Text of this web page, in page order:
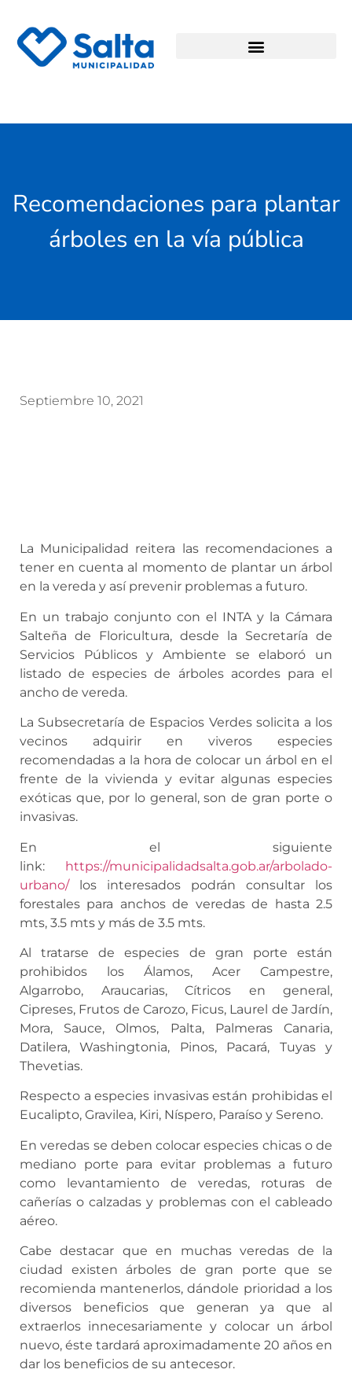
Recomendaciones para plantar
árboles en la vía pública
Septiembre 10, 2021
La Municipalidad reitera las recomendaciones a
tener en cuenta al momento de plantar un árbol
en la vereda y así prevenir problemas a futuro.
En un trabajo conjunto con el INTA y la Cámara
Salteña de Floricultura, desde la Secretaría de
Servicios Públicos y Ambiente se elaboró un
listado de especies de árboles acordes para el
ancho de vereda.
La Subsecretaría de Espacios Verdes solicita a los
vecinos adquirir en viveros especies
recomendadas a la hora de colocar un árbol en el
frente de la vivienda y evitar algunas especies
exóticas que, por lo general, son de gran porte o
invasivas.
En el siguiente
link: https://municipalidadsalta.gob.ar/arbolado-
urbano/los interesados podrán consultar los
forestales para anchos de veredas de hasta 2.5
mts, 3.5 mts y más de 3.5 mts.
Al tratarse de especies de gran porte están
prohibidos los Álamos, Acer Campestre,
Algarrobo, Araucarias, Cítricos en general,
Cipreses, Frutos de Carozo, Ficus, Laurel de Jardín,
Mora, Sauce, Olmos, Palta, Palmeras Canaria,
Datilera, Washingtonia, Pinos, Pacará, Tuyas y
Thevetias.
Respecto a especies invasivas están prohibidas el
Eucalipto, Gravilea, Kiri, Níspero, Paraíso y Sereno.
En veredas se deben colocar especies chicas o de
mediano porte para evitar problemas a futuro
como levantamiento de veredas, roturas de
cañerías o calzadas y problemas con el cableado
aéreo.
Cabe destacar que en muchas veredas de la
ciudad existen árboles de gran porte que se
recomienda mantenerlos, dándole prioridad a los
diversos beneficios que generan ya que al
extraerlos innecesariamente y colocar un árbol
nuevo, éste tardará aproximadamente 20 años en
dar los beneficios de su antecesor.